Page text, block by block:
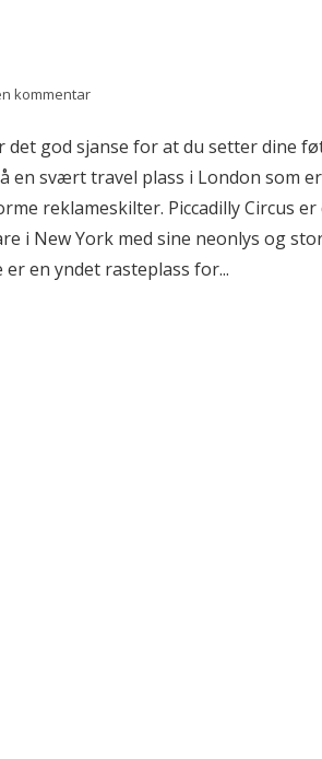
kommentar
det god sjanse for at du setter dine
en svært travel plass i London som er
reklameskilter. Piccadilly Circus er
i New York med sine neonlys og
en yndet rasteplass for...